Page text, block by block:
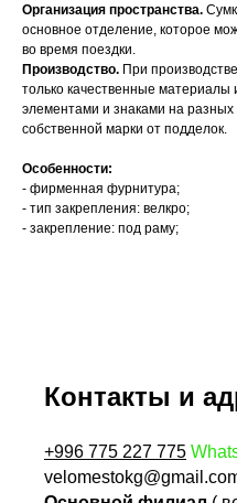
Организация пространства.
основное отделение, которое
во время поездки.
Производство. При
только качественные
элементами и знаками на
собственной марки от подделок.
Особенности:
- фирменная фурнитура;
- тип закрепления: велкро;
- закрепление: под раму;
Контакты и
+996 775 227 775